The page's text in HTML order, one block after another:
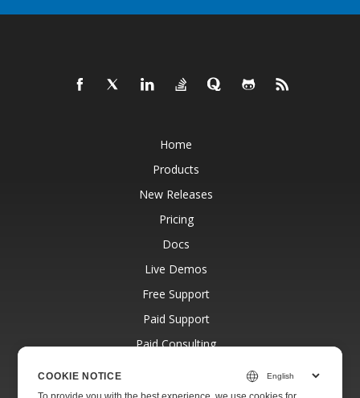
Home
Products
New Releases
Pricing
Docs
Live Demos
Free Support
Paid Support
Paid Consulting
Websites
COOKIE NOTICE